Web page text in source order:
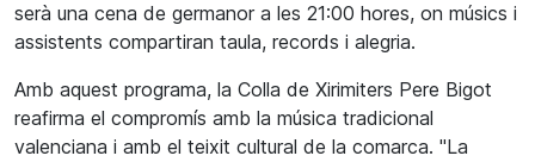
serà una cena de germanor a les 21:00 hores, on músics i
assistents compartiran taula, records i alegria.
Amb aquest programa, la Colla de Xirimiters Pere Bigot
reafirma el compromís amb la música tradicional
valenciana i amb el teixit cultural de la comarca. "La